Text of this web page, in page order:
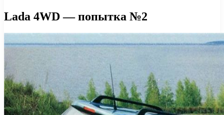
Lada 4WD — попытка №2